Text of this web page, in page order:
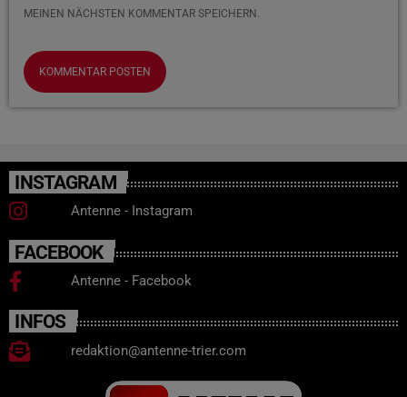
MEINEN NÄCHSTEN KOMMENTAR SPEICHERN.
INSTAGRAM
Antenne - Instagram
FACEBOOK
Antenne - Facebook
INFOS
redaktion@antenne-trier.com